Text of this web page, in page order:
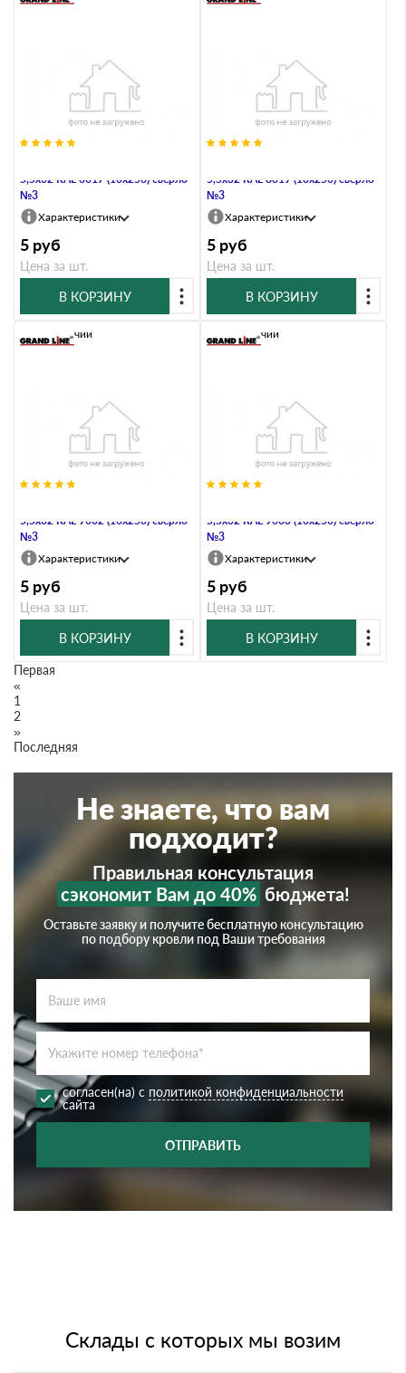
5,5х32 RAL 8017 (10х250) сверло
№3
Характеристики
5 руб
Цена за шт.
В КОРЗИНУ
5,5х32 RAL 8019 (10х250) сверло
№3
Характеристики
5 руб
Цена за шт.
В КОРЗИНУ
5,5х32 RAL 9002 (10х250) сверло
№3
В наличии
Характеристики
5 руб
Цена за шт.
В КОРЗИНУ
5,5х32 RAL 9003 (10х250) сверло
№3
В наличии
Характеристики
5 руб
Цена за шт.
В КОРЗИНУ
Первая
«
1
2
»
Последняя
Не знаете, что вам
подходит?
Правильная консультация
сэкономит Вам до 40% бюджета!
Оставьте заявку и получите бесплатную консультацию
по подбору кровли под Ваши требования
согласен(на) с политикой конфиденциальности
сайта
ОТПРАВИТЬ
Склады с которых мы возим